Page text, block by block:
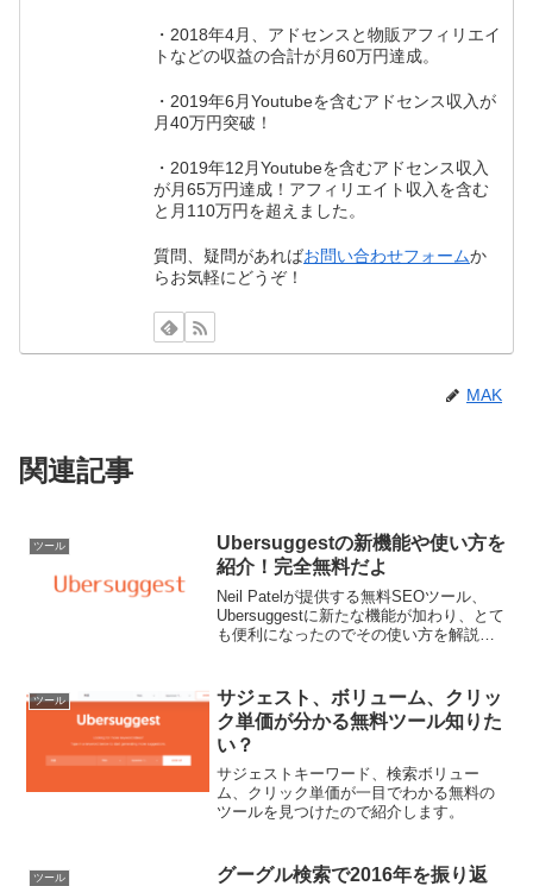
・2018年4月、アドセンスと物販アフィリエイ
トなどの収益の合計が月60万円達成。
・2019年6月Youtubeを含むアドセンス収入が
月40万円突破！
・2019年12月Youtubeを含むアドセンス収入
が月65万円達成！アフィリエイト収入を含む
と月110万円を超えました。
質問、疑問があればお問い合わせフォームか
らお気軽にどうぞ！
MAK
関連記事
ツール
Ubersuggestの新機能や使い方を
紹介！完全無料だよ
Neil Patelが提供する無料SEOツール、
Ubersuggestに新たな機能が加わり、とて
も便利になったのでその使い方を解説し
ツール
サジェスト、ボリューム、クリッ
ク単価が分かる無料ツール知りた
い？
サジェストキーワード、検索ボリュー
ム、クリック単価が一目でわかる無料の
ツールを見つけたので紹介します。
ツール
グーグル検索で2016年を振り返